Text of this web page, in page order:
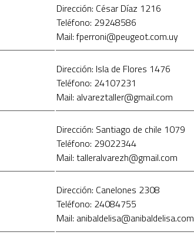
Dirección: César Díaz 1216
Teléfono: 29248586
Mail: fperroni@peugeot.com.uy
Dirección: Isla de Flores 1476
Teléfono: 24107231
Mail: alvareztaller@gmail.com
Dirección: Santiago de chile 1079
Teléfono: 29022344
Mail: talleralvarezh@gmail.com
Dirección: Canelones 2308
Teléfono: 24084755
Mail: anibaldelisa@anibaldelisa.com